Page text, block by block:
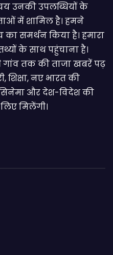
उनकी उपलब्धियों के
में शामिल है। हमने
समर्थन किया है। हमारा
के साथ पहुंचाना है।
गांव तक की ताजा खबरें पढ़
नए भारत की
और देश-विदेश की
मिलेंगी।